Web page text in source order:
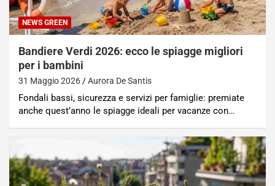
NEWS GREEN
Bandiere Verdi 2026: ecco le spiagge migliori
per i bambini
31 Maggio 2026 Aurora De Santis
Fondali bassi, sicurezza e servizi per famiglie: premiate
anche quest’anno le spiagge ideali per vacanze con…